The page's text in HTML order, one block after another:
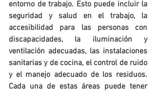
entorno de trabajo. Esto puede incluir la
seguridad y salud en el trabajo, la
accesibilidad para las personas con
discapacidades, la iluminación y
ventilación adecuadas, las instalaciones
sanitarias y de cocina, el control de ruido
y el manejo adecuado de los residuos.
Cada una de estas áreas puede tener